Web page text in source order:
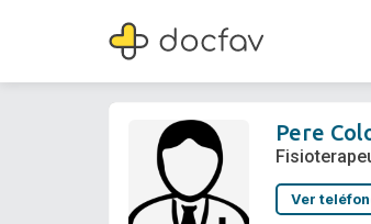
Pere Colomer Sanchez
Fisioterapeuta
Pere
Ver